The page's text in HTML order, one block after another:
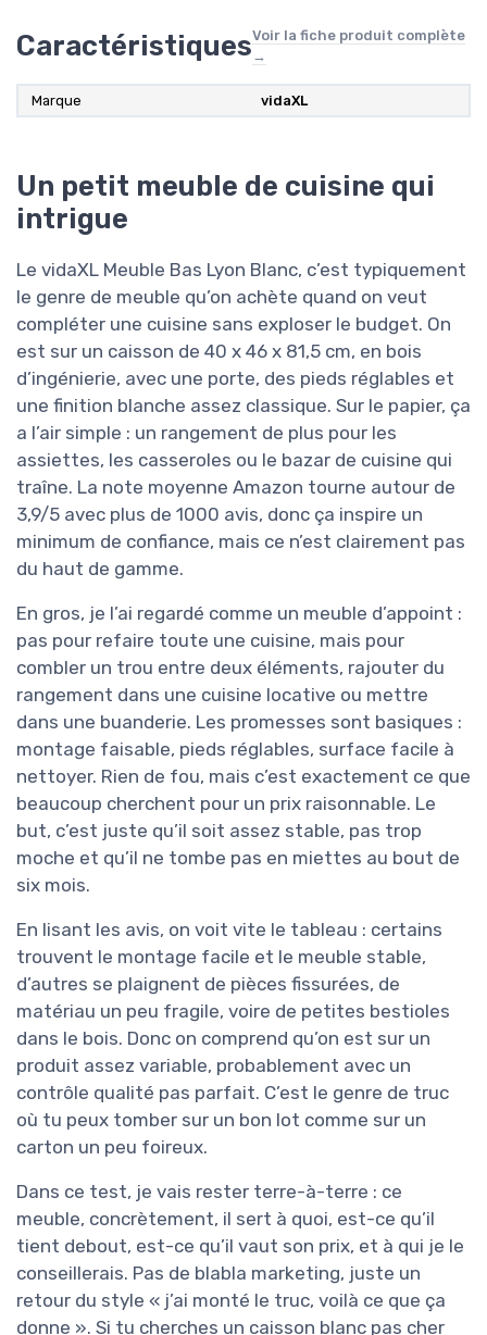
CaractéristiquesVoir la fiche produit complète
→
Marque vidaXL
Un petit meuble de cuisine qui
intrigue
Le vidaXL Meuble Bas Lyon Blanc, c’est typiquement
le genre de meuble qu’on achète quand on veut
compléter une cuisine sans exploser le budget. On
est sur un caisson de 40 x 46 x 81,5 cm, en bois
d’ingénierie, avec une porte, des pieds réglables et
une finition blanche assez classique. Sur le papier, ça
a l’air simple : un rangement de plus pour les
assiettes, les casseroles ou le bazar de cuisine qui
traîne. La note moyenne Amazon tourne autour de
3,9/5 avec plus de 1000 avis, donc ça inspire un
minimum de confiance, mais ce n’est clairement pas
du haut de gamme.
En gros, je l’ai regardé comme un meuble d’appoint :
pas pour refaire toute une cuisine, mais pour
combler un trou entre deux éléments, rajouter du
rangement dans une cuisine locative ou mettre
dans une buanderie. Les promesses sont basiques :
montage faisable, pieds réglables, surface facile à
nettoyer. Rien de fou, mais c’est exactement ce que
beaucoup cherchent pour un prix raisonnable. Le
but, c’est juste qu’il soit assez stable, pas trop
moche et qu’il ne tombe pas en miettes au bout de
six mois.
En lisant les avis, on voit vite le tableau : certains
trouvent le montage facile et le meuble stable,
d’autres se plaignent de pièces fissurées, de
matériau un peu fragile, voire de petites bestioles
dans le bois. Donc on comprend qu’on est sur un
produit assez variable, probablement avec un
contrôle qualité pas parfait. C’est le genre de truc
où tu peux tomber sur un bon lot comme sur un
carton un peu foireux.
Dans ce test, je vais rester terre-à-terre : ce
meuble, concrètement, il sert à quoi, est-ce qu’il
tient debout, est-ce qu’il vaut son prix, et à qui je le
conseillerais. Pas de blabla marketing, juste un
retour du style « j’ai monté le truc, voilà ce que ça
donne ». Si tu cherches un caisson blanc pas cher